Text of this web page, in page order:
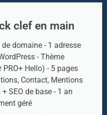
clef en main
domaine - 1 adresse
- Thème
Hello) - 5 pages
Contact, Mentions
SEO de base - 1 an
géré